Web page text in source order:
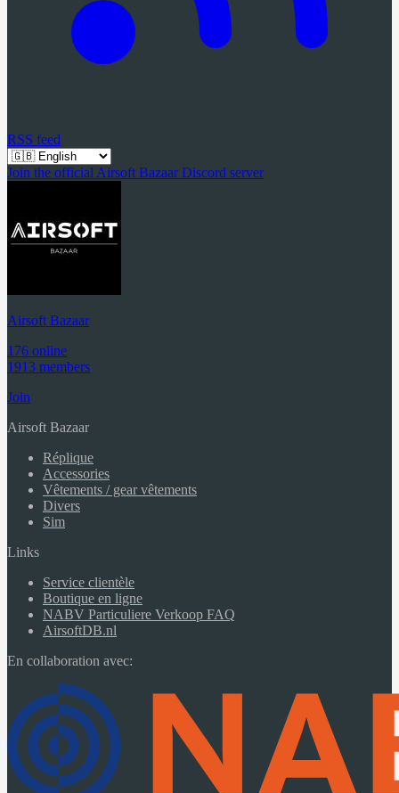
RSS feed
Join the official Airsoft Bazaar Discord server
Airsoft Bazaar
176 online
1913 members
Join
Airsoft Bazaar
Réplique
Accessories
Vêtements / gear vêtements
Divers
Sim
Links
Service clientèle
Boutique en ligne
NABV Particuliere Verkoop FAQ
AirsoftDB.nl
En collaboration avec: